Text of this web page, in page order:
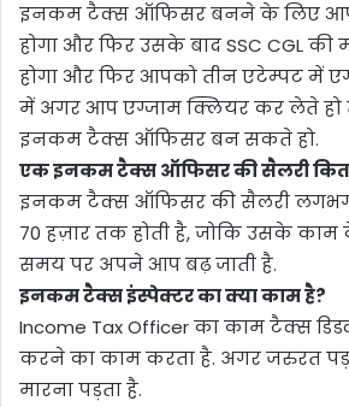
इनकम टैक्स ऑफिसर बनने के लिए
होगा और फिर उसके बाद SSC CGL
होगा और फिर आपको तीन एटेम्पट में
में अगर आप एग्जाम क्लियर कर लेते हो
इनकम टैक्स ऑफिसर बन सकते हो.
एक इनकम टैक्स ऑफिसर की सैलरी
इनकम टैक्स ऑफिसर की सैलरी
70 हज़ार तक होती है, जोकि उसके
समय पर अपने आप बढ़ जाती है.
इनकम टैक्स इंस्पेक्टर का क्या काम है?
Income Tax Officer का काम टैक्स
करने का काम करता है. अगर जरुरत
मारना पड़ता है.